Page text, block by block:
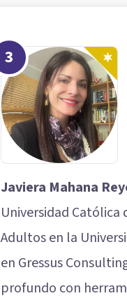
3
Javiera Mahana
Universidad Católica
Adultos en la
en Gressus
profundo con